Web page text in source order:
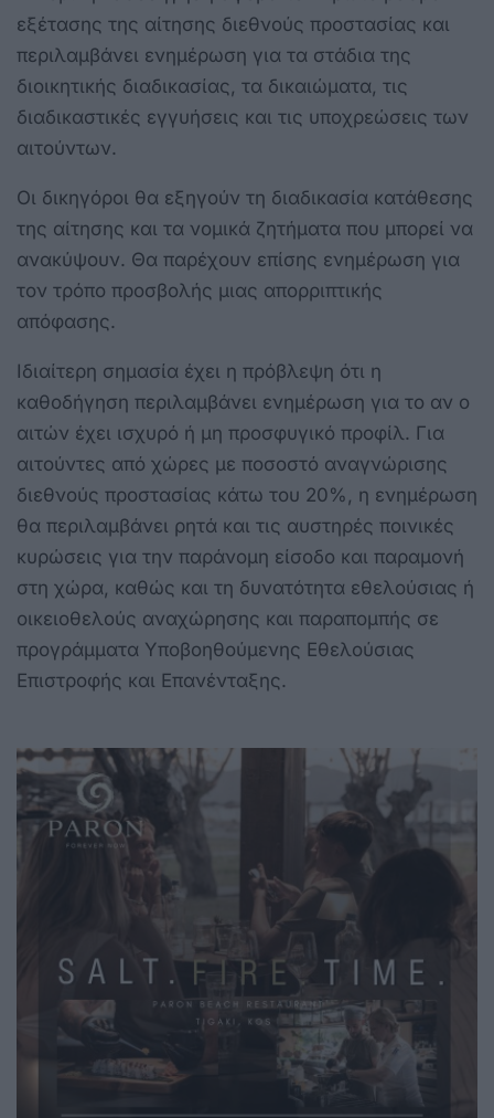
εξέτασης της αίτησης διεθνούς προστασίας και
περιλαμβάνει ενημέρωση για τα στάδια της
διοικητικής διαδικασίας, τα δικαιώματα, τις
διαδικαστικές εγγυήσεις και τις υποχρεώσεις των
αιτούντων.
Οι δικηγόροι θα εξηγούν τη διαδικασία κατάθεσης
της αίτησης και τα νομικά ζητήματα που μπορεί να
ανακύψουν. Θα παρέχουν επίσης ενημέρωση για
τον τρόπο προσβολής μιας απορριπτικής
απόφασης.
Ιδιαίτερη σημασία έχει η πρόβλεψη ότι η
καθοδήγηση περιλαμβάνει ενημέρωση για το αν ο
αιτών έχει ισχυρό ή μη προσφυγικό προφίλ. Για
αιτούντες από χώρες με ποσοστό αναγνώρισης
διεθνούς προστασίας κάτω του 20%, η ενημέρωση
θα περιλαμβάνει ρητά και τις αυστηρές ποινικές
κυρώσεις για την παράνομη είσοδο και παραμονή
στη χώρα, καθώς και τη δυνατότητα εθελούσιας ή
οικειοθελούς αναχώρησης και παραπομπής σε
προγράμματα Υποβοηθούμενης Εθελούσιας
Επιστροφής και Επανένταξης.